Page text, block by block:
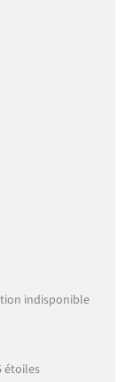
indisponible
étoiles